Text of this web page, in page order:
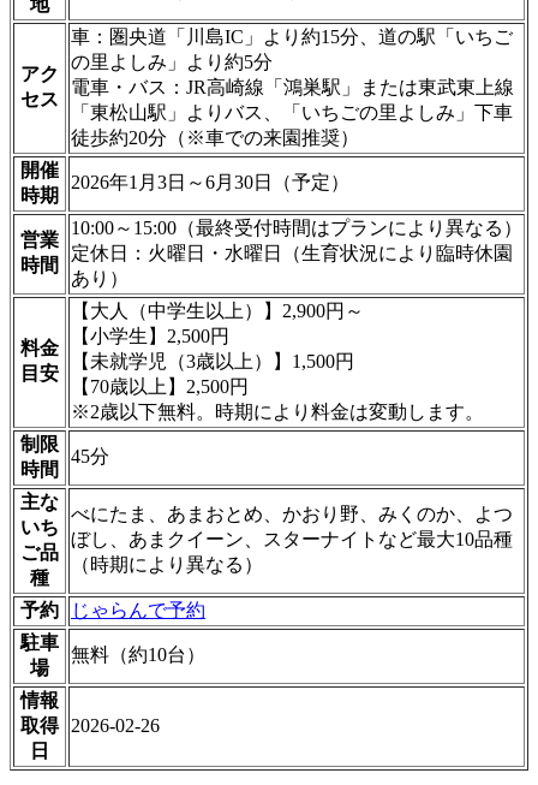
アク
セス
車：圏央道「川島IC」より約15分、道の駅「いちご
の里よしみ」より約5分
電車・バス：JR高崎線「鴻巣駅」または東武東上線
「東松山駅」よりバス、「いちごの里よしみ」下車
徒歩約20分（※車での来園推奨）
開催
時期
2026年1月3日～6月30日（予定）
営業
時間
10:00～15:00（最終受付時間はプランにより異なる）
定休日：火曜日・水曜日（生育状況により臨時休園
あり）
料金
目安
【大人（中学生以上）】2,900円～
【小学生】2,500円
【未就学児（3歳以上）】1,500円
【70歳以上】2,500円
※2歳以下無料。時期により料金は変動します。
制限
時間
45分
主な
いち
ご品
種
べにたま、あまおとめ、かおり野、みくのか、よつ
ぼし、あまクイーン、スターナイトなど最大10品種
（時期により異なる）
予約
じゃらんで予約
駐車
場
無料（約10台）
情報
取得
日
2026-02-26